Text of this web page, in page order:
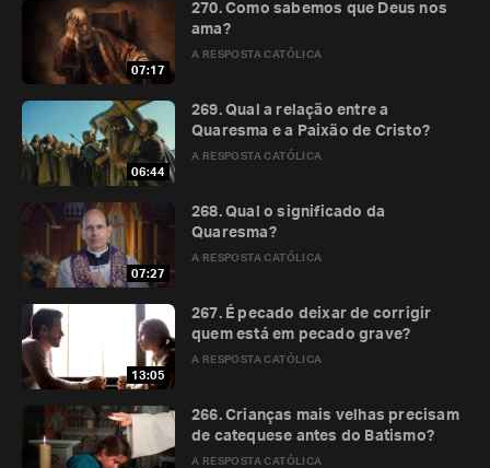
07:17
A RESPOSTA CATÓLICA
270. Como sabemos que Deus nos
ama?
06:44
A RESPOSTA CATÓLICA
269. Qual a relação entre a
Quaresma e a Paixão de Cristo?
07:27
A RESPOSTA CATÓLICA
268. Qual o significado da
Quaresma?
13:05
A RESPOSTA CATÓLICA
267. É pecado deixar de corrigir
quem está em pecado grave?
A RESPOSTA CATÓLICA
266. Crianças mais velhas precisam
de catequese antes do Batismo?